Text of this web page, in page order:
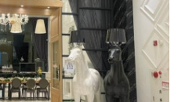
기
+ 블로그